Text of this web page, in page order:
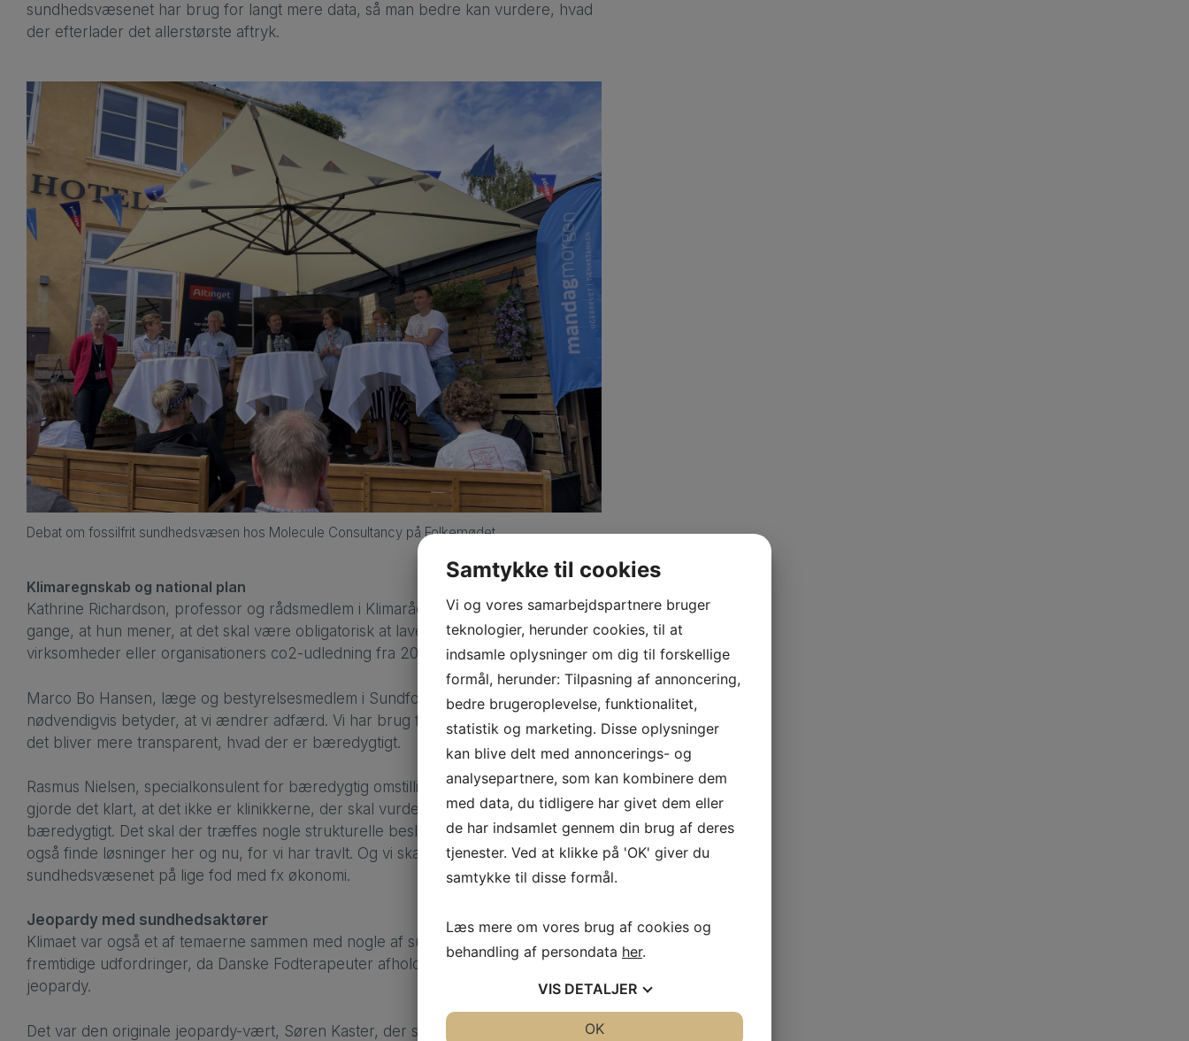
sundhedsvæsenet har brug for langt mere data, så man bedre kan vurdere, hvad
der efterlader det allerstørste aftryk.
Debat om fossilfrit sundhedsvæsen hos Molecule Consultancy på Folkemødet
Klimaregnskab og national plan
Kathrine Richardson, professor og rådsmedlem i Klimarådet, understregede flere
gange, at hun mener, at det skal være obligatorisk at lave et klimaregnskab for
virksomheder eller organisationers co2-udledning fra 2045.
Marco Bo Hansen, læge og bestyrelsesmedlem i Sundfornuft sagde, at viden ikke
nødvendigvis betyder, at vi ændrer adfærd. Vi har brug for en national plan, og at
det bliver mere transparent, hvad der er bæredygtigt.
Rasmus Nielsen, specialkonsulent for bæredygtig omstilling i Region Hovedstaden,
gjorde det klart, at det ikke er klinikkerne, der skal vurdere, hvad der er mest
bæredygtigt. Det skal der træffes nogle strukturelle beslutninger om. Men vi skal
også finde løsninger her og nu, for vi har travlt. Og vi skal vægte bæredygtighed i
sundhedsvæsenet på lige fod med fx økonomi.
Jeopardy med sundhedsaktører
Klimaet var også et af temaerne sammen med nogle af sundhedsvæsenets andre
fremtidige udfordringer, da Danske Fodterapeuter afholdt en sundhedspolitisk
jeopardy.
Det var den originale jeopardy-vært, Søren Kaster, der styrede quizzens gang. Og
Samtykke til cookies
Vi og vores samarbejdspartnere bruger
teknologier, herunder cookies, til at
indsamle oplysninger om dig til forskellige
formål, herunder: Tilpasning af annoncering,
bedre brugeroplevelse, funktionalitet,
statistik og marketing. Disse oplysninger
kan blive delt med annoncerings- og
analysepartnere, som kan kombinere dem
med data, du tidligere har givet dem eller
de har indsamlet gennem din brug af deres
tjenester. Ved at klikke på 'OK' giver du
samtykke til disse formål.
Læs mere om vores brug af cookies og
behandling af persondata her.
VIS DETALJER
OK